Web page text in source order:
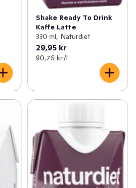
Shake Ready To Drink
Kaffe Latte
330 ml, Naturdiet
29,95 kr
90,76 kr /l